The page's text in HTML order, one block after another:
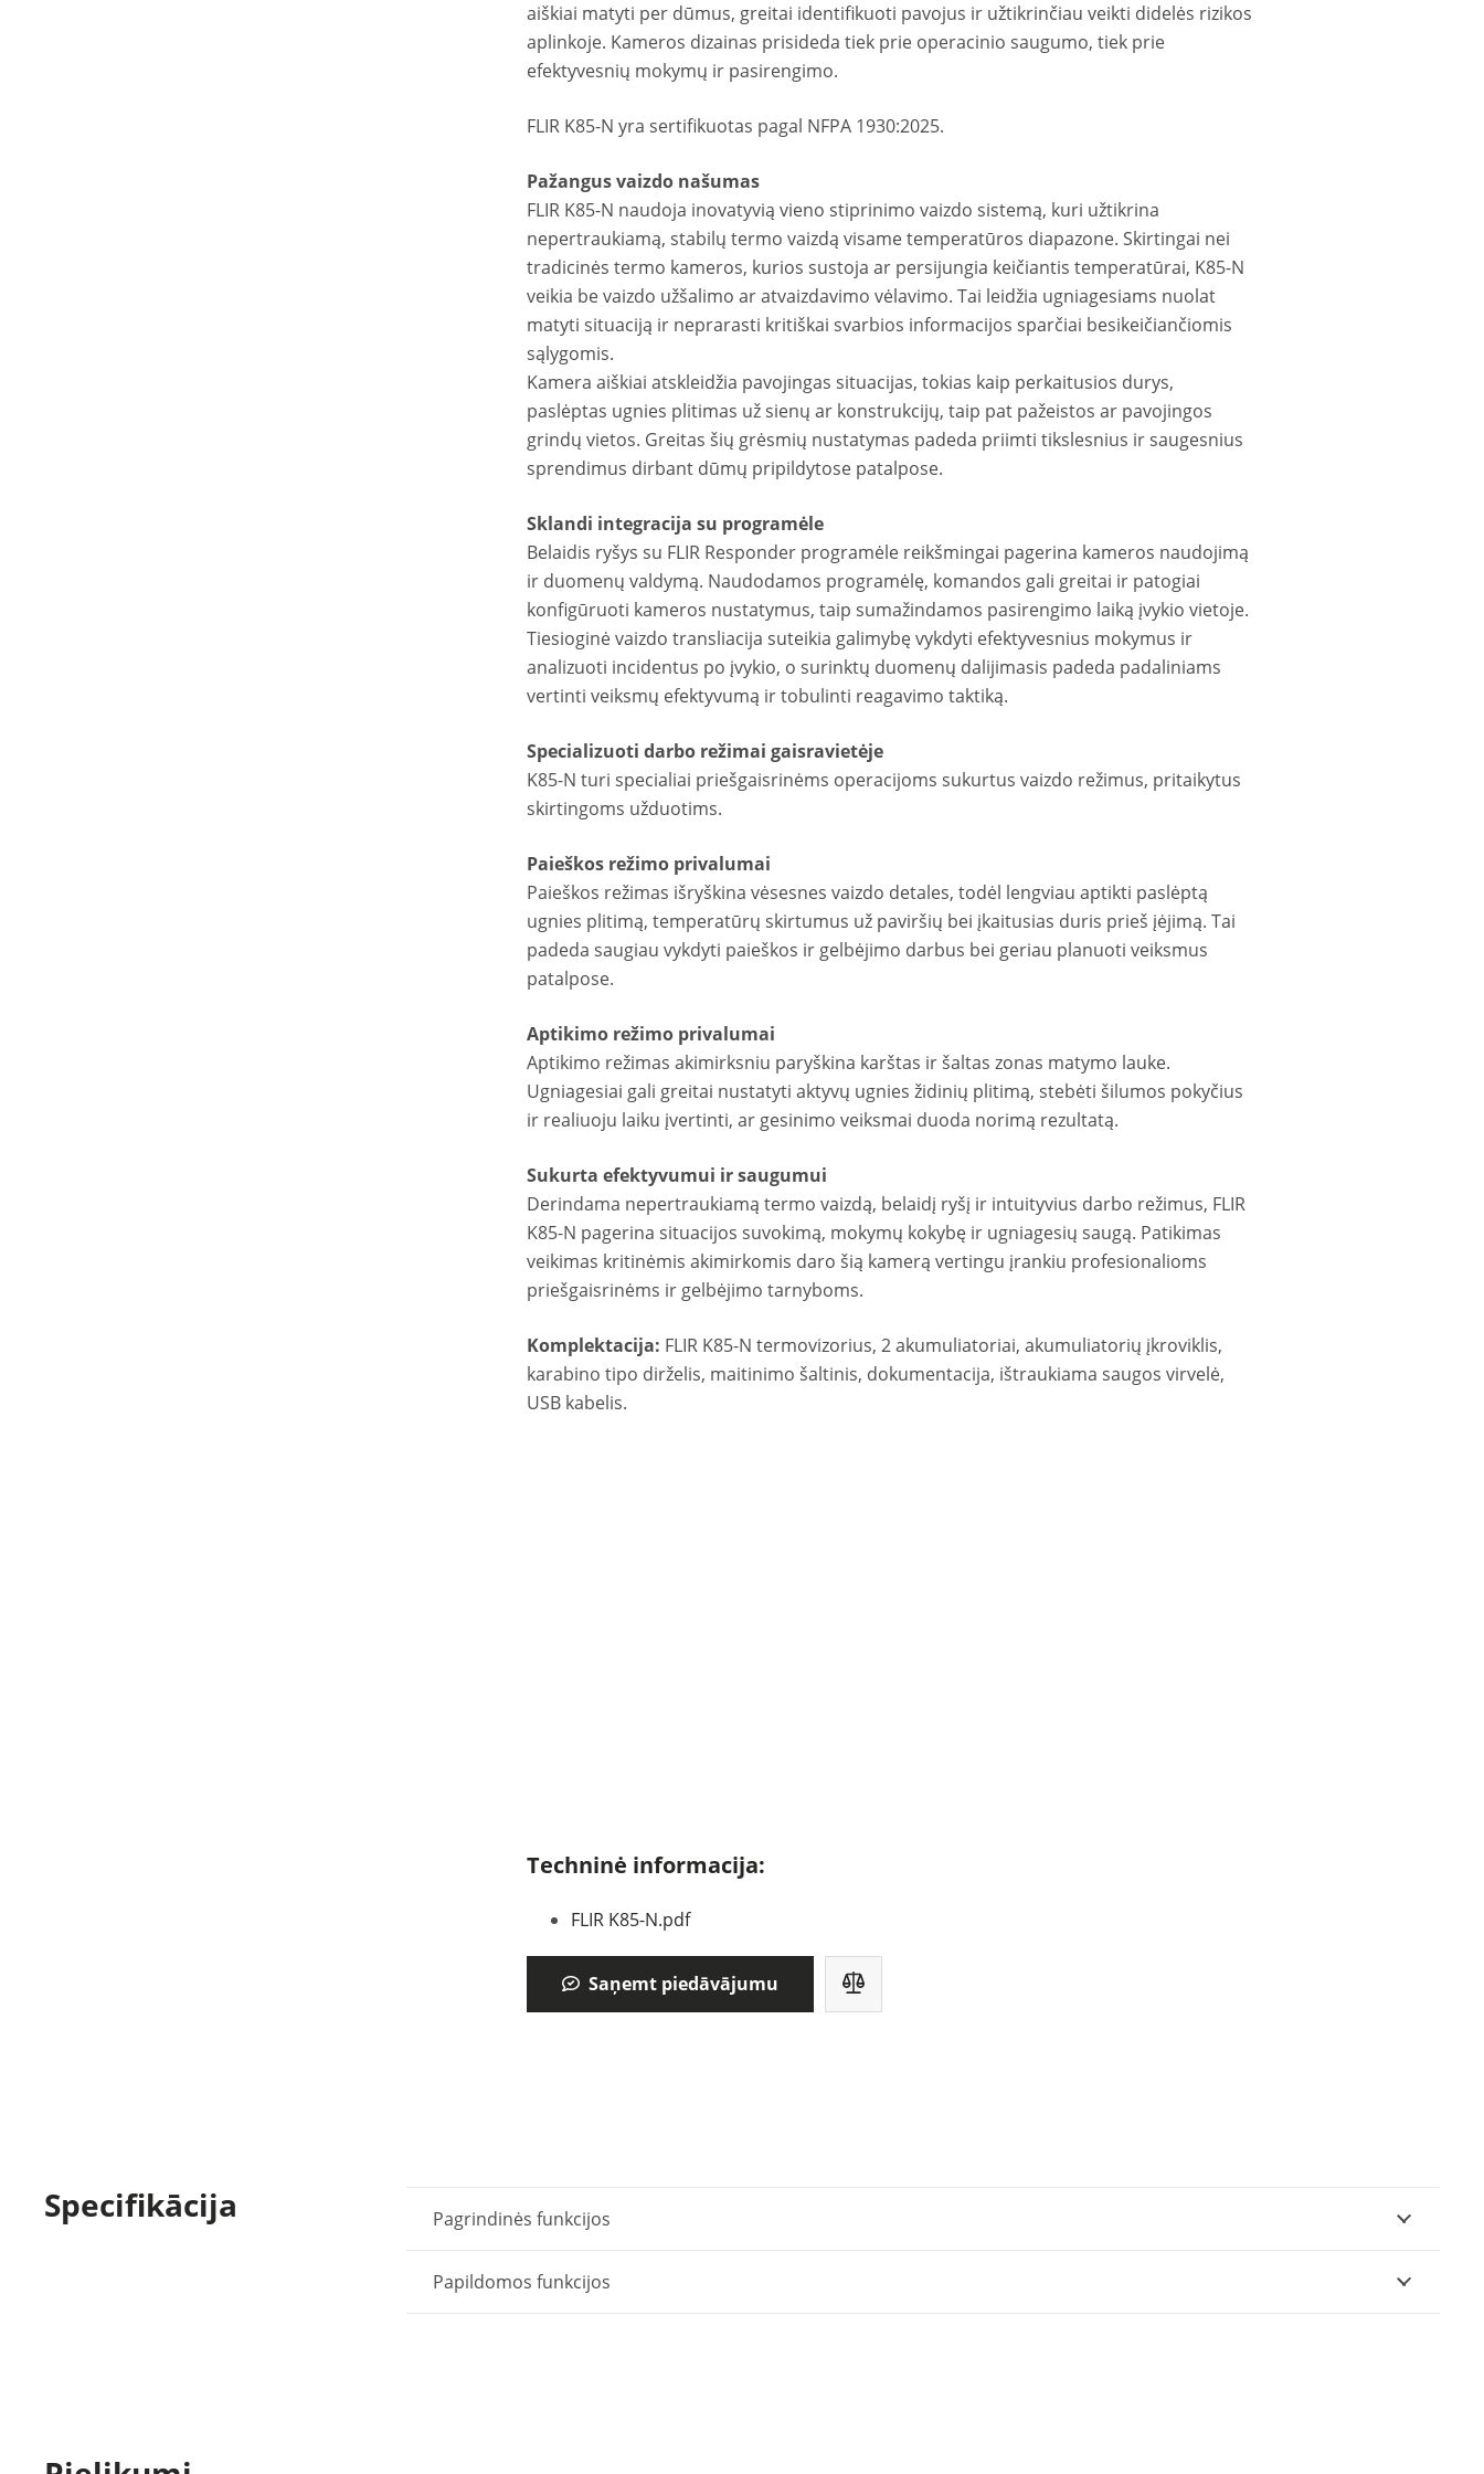
aiškiai matyti per dūmus, greitai identifikuoti pavojus ir užtikrinčiau veikti didelės rizikos
aplinkoje. Kameros dizainas prisideda tiek prie operacinio saugumo, tiek prie
efektyvesnių mokymų ir pasirengimo.
FLIR K85-N yra sertifikuotas pagal NFPA 1930:2025.
Pažangus vaizdo našumas
FLIR K85-N naudoja inovatyvią vieno stiprinimo vaizdo sistemą, kuri užtikrina
nepertraukiamą, stabilų termo vaizdą visame temperatūros diapazone. Skirtingai nei
tradicinės termo kameros, kurios sustoja ar persijungia keičiantis temperatūrai, K85-N
veikia be vaizdo užšalimo ar atvaizdavimo vėlavimo. Tai leidžia ugniagesiams nuolat
matyti situaciją ir neprarasti kritiškai svarbios informacijos sparčiai besikeičiančiomis
sąlygomis.
Kamera aiškiai atskleidžia pavojingas situacijas, tokias kaip perkaitusios durys,
paslėptas ugnies plitimas už sienų ar konstrukcijų, taip pat pažeistos ar pavojingos
grindų vietos. Greitas šių grėsmių nustatymas padeda priimti tikslesnius ir saugesnius
sprendimus dirbant dūmų pripildytose patalpose.
Sklandi integracija su programėle
Belaidis ryšys su FLIR Responder programėle reikšmingai pagerina kameros naudojimą
ir duomenų valdymą. Naudodamos programėlę, komandos gali greitai ir patogiai
konfigūruoti kameros nustatymus, taip sumažindamos pasirengimo laiką įvykio vietoje.
Tiesioginė vaizdo transliacija suteikia galimybę vykdyti efektyvesnius mokymus ir
analizuoti incidentus po įvykio, o surinktų duomenų dalijimasis padeda padaliniams
vertinti veiksmų efektyvumą ir tobulinti reagavimo taktiką.
Specializuoti darbo režimai gaisravietėje
K85-N turi specialiai priešgaisrinėms operacijoms sukurtus vaizdo režimus, pritaikytus
skirtingoms užduotims.
Paieškos režimo privalumai
Paieškos režimas išryškina vėsesnes vaizdo detales, todėl lengviau aptikti paslėptą
ugnies plitimą, temperatūrų skirtumus už paviršių bei įkaitusias duris prieš įėjimą. Tai
padeda saugiau vykdyti paieškos ir gelbėjimo darbus bei geriau planuoti veiksmus
patalpose.
Aptikimo režimo privalumai
Aptikimo režimas akimirksniu paryškina karštas ir šaltas zonas matymo lauke.
Ugniagesiai gali greitai nustatyti aktyvų ugnies židinių plitimą, stebėti šilumos pokyčius
ir realiuoju laiku įvertinti, ar gesinimo veiksmai duoda norimą rezultatą.
Sukurta efektyvumui ir saugumui
Derindama nepertraukiamą termo vaizdą, belaidį ryšį ir intuityvius darbo režimus, FLIR
K85-N pagerina situacijos suvokimą, mokymų kokybę ir ugniagesių saugą. Patikimas
veikimas kritinėmis akimirkomis daro šią kamerą vertingu įrankiu profesionalioms
priešgaisrinėms ir gelbėjimo tarnyboms.
Komplektacija: FLIR K85-N termovizorius, 2 akumuliatoriai, akumuliatorių įkroviklis,
karabino tipo dirželis, maitinimo šaltinis, dokumentacija, ištraukiama saugos virvelė,
USB kabelis.
Techninė informacija:
FLIR K85-N.pdf
Saņemt piedāvājumu
Specifikācija Pagrindinės funkcijos
Papildomos funkcijos